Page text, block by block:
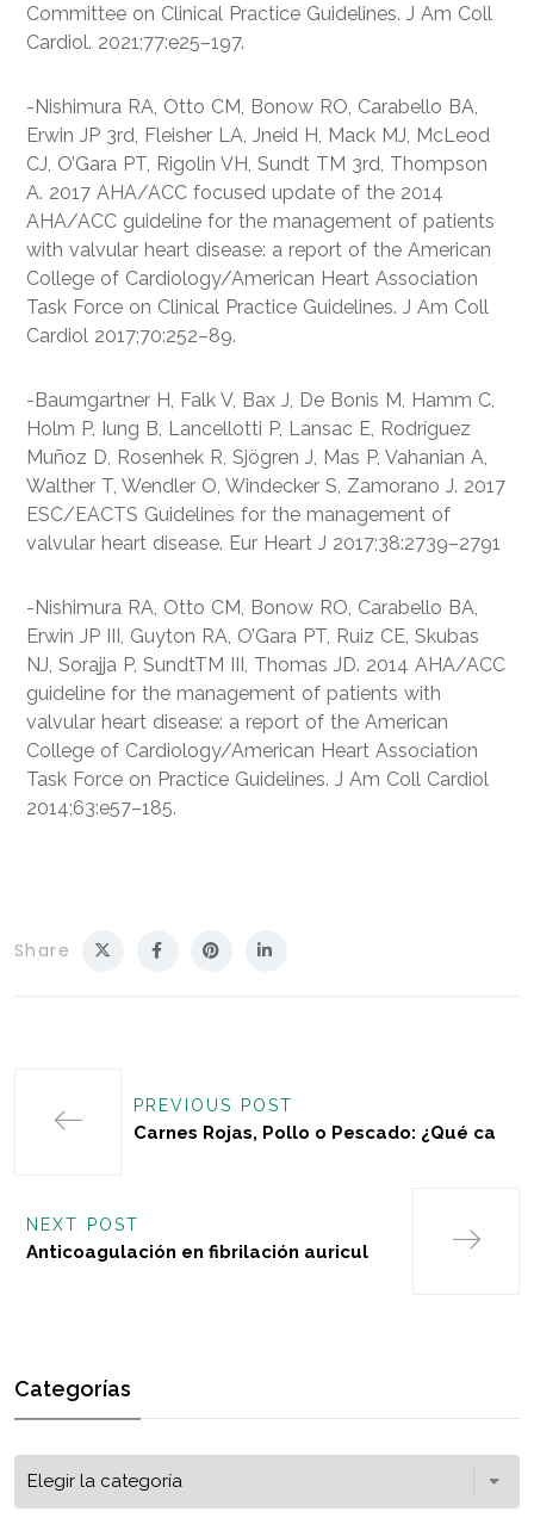
Committee on Clinical Practice Guidelines. J Am Coll
Cardiol. 2021;77:e25–197.
-Nishimura RA, Otto CM, Bonow RO, Carabello BA,
Erwin JP 3rd, Fleisher LA, Jneid H, Mack MJ, McLeod
CJ, O’Gara PT, Rigolin VH, Sundt TM 3rd, Thompson
A. 2017 AHA/ACC focused update of the 2014
AHA/ACC guideline for the management of patients
with valvular heart disease: a report of the American
College of Cardiology/American Heart Association
Task Force on Clinical Practice Guidelines. J Am Coll
Cardiol 2017;70:252–89.
-Baumgartner H, Falk V, Bax J, De Bonis M, Hamm C,
Holm P, Iung B, Lancellotti P, Lansac E, Rodríguez
Muñoz D, Rosenhek R, Sjögren J, Mas P, Vahanian A,
Walther T, Wendler O, Windecker S, Zamorano J. 2017
ESC/EACTS Guidelines for the management of
valvular heart disease. Eur Heart J 2017;38:2739–2791
-Nishimura RA, Otto CM, Bonow RO, Carabello BA,
Erwin JP III, Guyton RA, O’Gara PT, Ruiz CE, Skubas
NJ, Sorajja P, SundtTM III, Thomas JD. 2014 AHA/ACC
guideline for the management of patients with
valvular heart disease: a report of the American
College of Cardiology/American Heart Association
Task Force on Practice Guidelines. J Am Coll Cardiol
2014;63:e57–185.
Share
PREVIOUS POST
Carnes Rojas, Pollo o Pescado: ¿Qué ca
NEXT POST
Anticoagulación en fibrilación auricul
Categorías